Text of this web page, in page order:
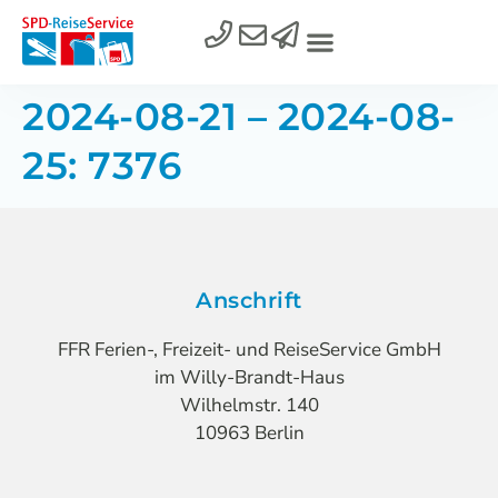
2024-08-21 – 2024-08-
25: 7376
Anschrift
FFR Ferien-, Freizeit- und ReiseService GmbH
im Willy-Brandt-Haus
Wilhelmstr. 140
10963 Berlin